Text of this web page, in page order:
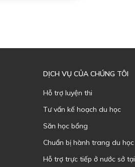
DỊCH VỤ CỦA CHÚNG TÔI
Hỗ trợ luyện thi
Tư vấn kế hoạch du học
Săn học bổng
Chuẩn bị hành trang du học
Hỗ trợ trực tiếp ở nước sở tại